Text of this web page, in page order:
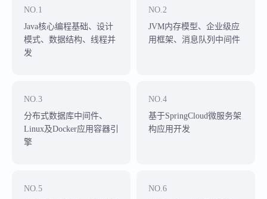
NO.1
Java核心编程基础、设计
模式、数据结构、线程并
发
NO.2
JVM内存模型、企业级应
用框架、消息队列中间件
NO.3
分布式数据库中间件、
Linux及Docker应用容器引
擎
NO.4
基于SpringCloud微服务架
构应用开发
NO.5
NO.6